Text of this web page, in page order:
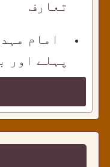
تعارف
امام
پہلے اور